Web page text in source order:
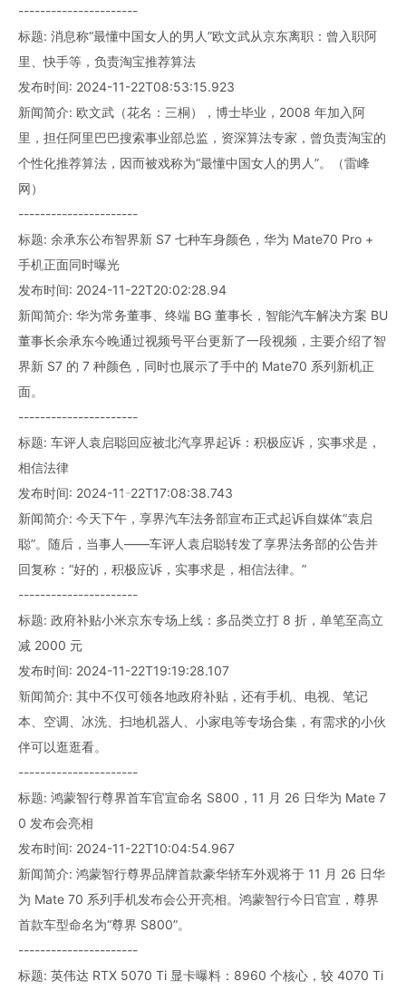
----------------------
标题: 消息称“最懂中国女人的男人”欧文武从京东离职：曾入职阿
里、快手等，负责淘宝推荐算法
发布时间: 2024-11-22T08:53:15.923
新闻简介: 欧文武（花名：三桐），博士毕业，2008 年加入阿
里，担任阿里巴巴搜索事业部总监，资深算法专家，曾负责淘宝的
个性化推荐算法，因而被戏称为“最懂中国女人的男人”。（雷峰
网）
----------------------
标题: 余承东公布智界新 S7 七种车身颜色，华为 Mate70 Pro +
手机正面同时曝光
发布时间: 2024-11-22T20:02:28.94
新闻简介: 华为常务董事、终端 BG 董事长，智能汽车解决方案 BU
董事长余承东今晚通过视频号平台更新了一段视频，主要介绍了智
界新 S7 的 7 种颜色，同时也展示了手中的 Mate70 系列新机正
面。
----------------------
标题: 车评人袁启聪回应被北汽享界起诉：积极应诉，实事求是，
相信法律
发布时间: 2024-11-22T17:08:38.743
新闻简介: 今天下午，享界汽车法务部宣布正式起诉自媒体“袁启
聪”。随后，当事人——车评人袁启聪转发了享界法务部的公告并
回复称：“好的，积极应诉，实事求是，相信法律。”
----------------------
标题: 政府补贴小米京东专场上线：多品类立打 8 折，单笔至高立
减 2000 元
发布时间: 2024-11-22T19:19:28.107
新闻简介: 其中不仅可领各地政府补贴，还有手机、电视、笔记
本、空调、冰洗、扫地机器人、小家电等专场合集，有需求的小伙
伴可以逛逛看。
----------------------
标题: 鸿蒙智行尊界首车官宣命名 S800，11 月 26 日华为 Mate 7
0 发布会亮相
发布时间: 2024-11-22T10:04:54.967
新闻简介: 鸿蒙智行尊界品牌首款豪华轿车外观将于 11 月 26 日华
为 Mate 70 系列手机发布会公开亮相。鸿蒙智行今日官宣，尊界
首款车型命名为“尊界 S800”。
----------------------
标题: 英伟达 RTX 5070 Ti 显卡曝料：8960 个核心，较 4070 Ti